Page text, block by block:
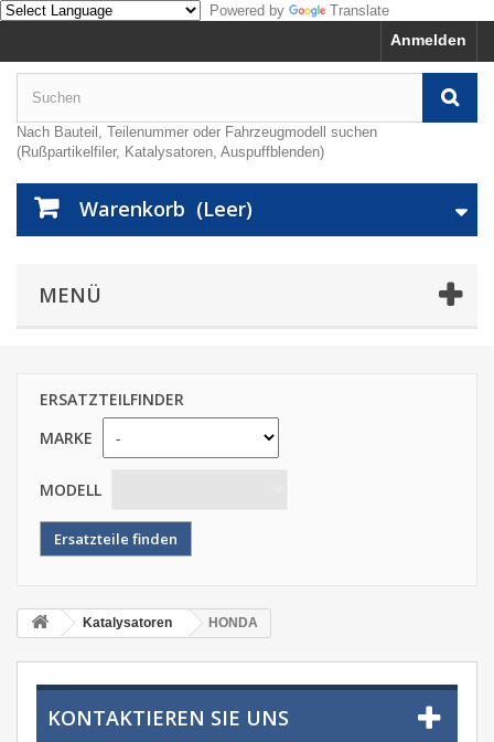
Powered by Translate
Anmelden
Nach Bauteil, Teilenummer oder Fahrzeugmodell suchen
(Rußpartikelfiler, Katalysatoren, Auspuffblenden)
Warenkorb (Leer)
MENÜ
ERSATZTEILFINDER
MARKE
MODELL
Katalysatoren HONDA
KONTAKTIEREN SIE UNS